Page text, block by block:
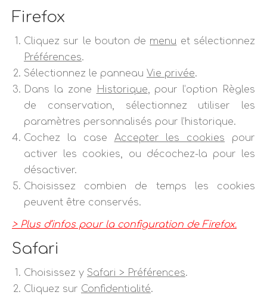
Firefox
Cliquez sur le bouton de menu et sélectionnez
Préférences.
Sélectionnez le panneau Vie privée.
Dans la zone
Historique, pour l’option Règles
de conservation, sélectionnez utiliser les
paramètres personnalisés pour l’historique.
Cochez la case Accepter les cookies pour
activer les cookies, ou décochez-la pour les
désactiver.
Choisissez combien de temps les cookies
peuvent être conservés.
> Plus d’infos pour la configuration de Firefox.
Safari
Choisissez y Safari > Préférences.
Cliquez sur Confidentialité.